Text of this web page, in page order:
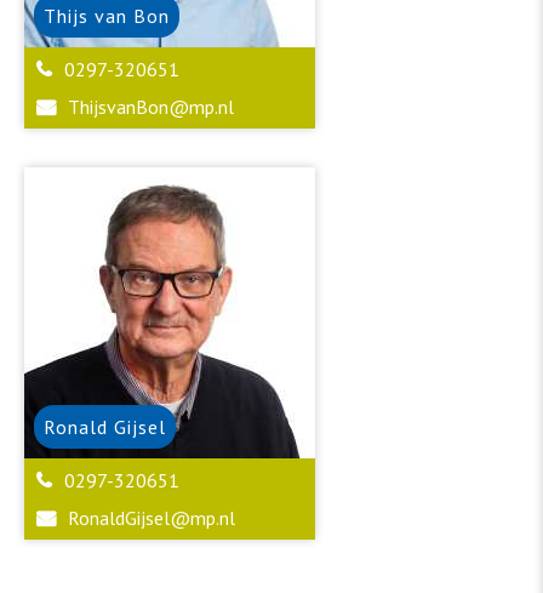
Thijs van Bon
0297-320651
ThijsvanBon@mp.nl
Ronald Gijsel
0297-320651
RonaldGijsel@mp.nl